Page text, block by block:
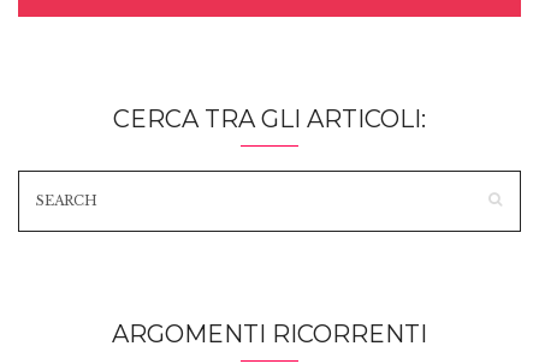
CERCA TRA GLI ARTICOLI:
ARGOMENTI RICORRENTI